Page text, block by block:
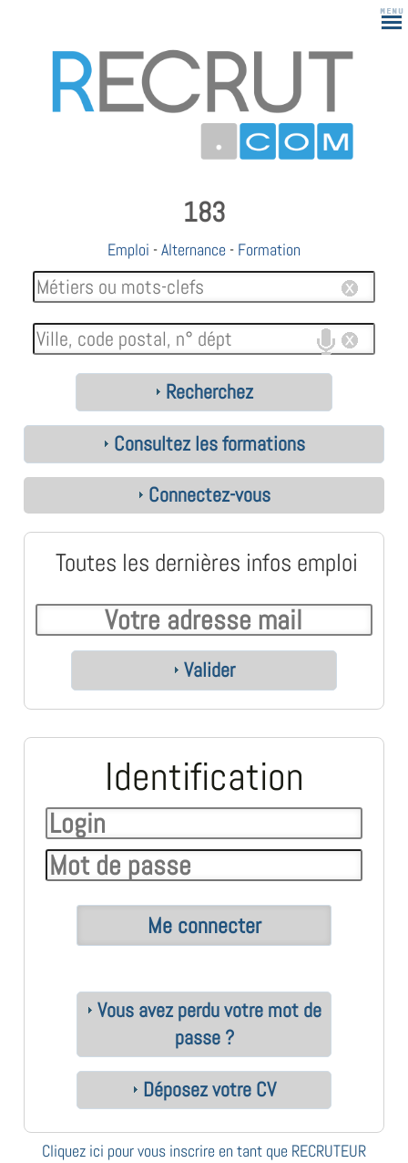
183
Emploi -Alternance - Formation
Recherchez
Consultez les formations
Connectez-vous
Toutes les dernières infos emploi
Valider
Identification
Vous avez perdu votre mot de
passe ?
Déposez votre CV
Cliquez ici pour vous inscrire en tant que RECRUTEUR